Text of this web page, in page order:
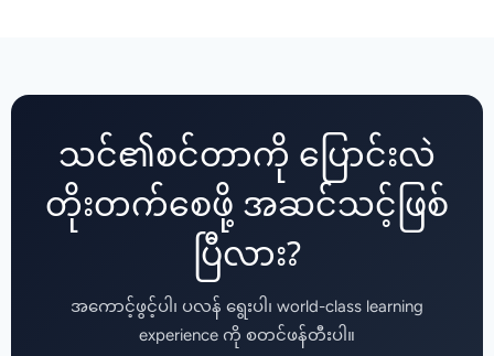
သင်၏စင်တာကို ပြောင်းလဲ
တိုးတက်စေဖို့ အဆင်သင့်ဖြစ်
ပြီလား?
အကောင့်ဖွင့်ပါ၊ ပလန် ရွေးပါ၊ world-class learning
experience ကို စတင်ဖန်တီးပါ။